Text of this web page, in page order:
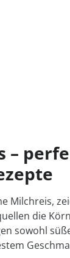
–
Milchreis,
die
sowohl